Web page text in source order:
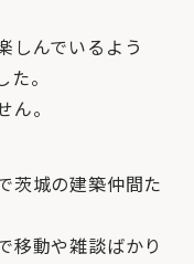
しんでいるよう
。
。
茨城の建築仲間た
移動や雑談ばかり